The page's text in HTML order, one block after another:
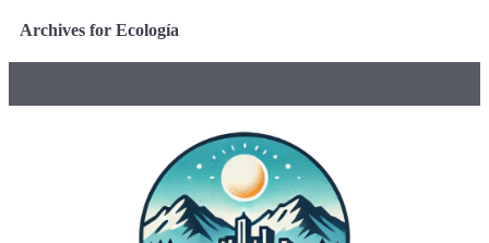
Archives for Ecología